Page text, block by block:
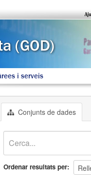
i serveis
Conjunts de dades
Ordenar resultats per